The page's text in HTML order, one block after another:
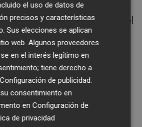
Groc junto a otras
'groguet', decidió que era el
con los homenajes.
salían, en la primera
'grogueta', para recibir
el campo de varios
partidos en el club
que rompía el dato que,
el uso de datos de
precisos y características
Sus elecciones se aplican
web. Algunos proveedores
en el interés legítimo en
tiene derecho a
Configuración de publicidad.
consentimiento en
enConfiguración de
de privacidad